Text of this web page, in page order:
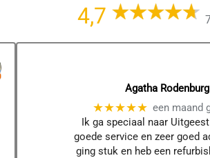
4,7
Agatha Rodenburg
★★★★★ een maand
Ik ga speciaal naar
goede service en zeer goed
ging stuk en heb een